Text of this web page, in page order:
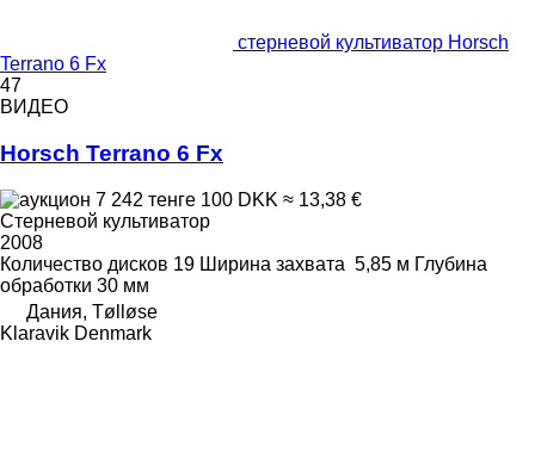
стерневой культиватор Horsch
Terrano 6 Fx
47
ВИДЕО
Horsch Terrano 6 Fx
7 242 тенге 100 DKK ≈ 13,38 €
Стерневой культиватор
2008
Количество дисков 19 Ширина захвата 5,85 м Глубина
обработки 30 мм
Дания, Tølløse
Klaravik Denmark